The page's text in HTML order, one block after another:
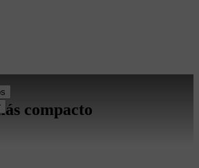
compacto